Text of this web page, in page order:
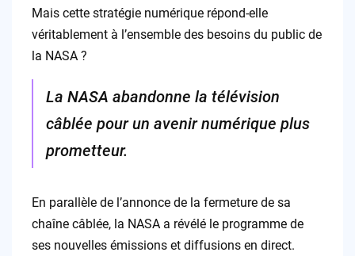
Mais cette stratégie numérique répond-elle
véritablement à l’ensemble des besoins du public de
la NASA ?
La NASA abandonne la télévision
câblée pour un avenir numérique plus
prometteur.
En parallèle de l’annonce de la fermeture de sa
chaîne câblée, la NASA a révélé le programme de
ses nouvelles émissions et diffusions en direct.